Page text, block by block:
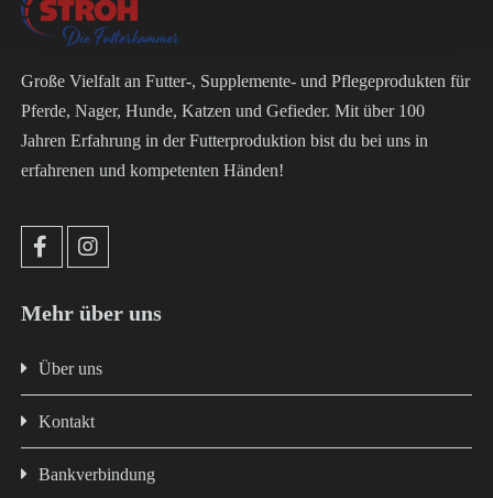
Große Vielfalt an Futter-, Supplemente- und Pflegeprodukten für
Pferde, Nager, Hunde, Katzen und Gefieder. Mit über 100
Jahren Erfahrung in der Futterproduktion bist du bei uns in
erfahrenen und kompetenten Händen!
Mehr über uns
Über uns
Kontakt
Bankverbindung